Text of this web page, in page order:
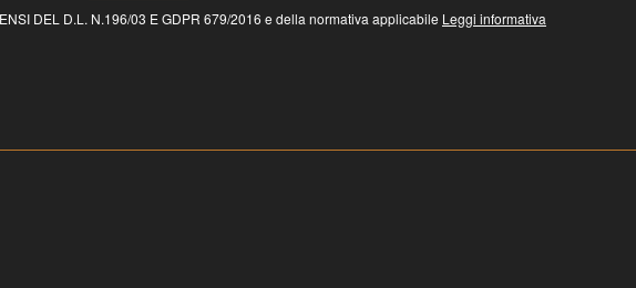
DEL D.L. N.196/03 E GDPR 679/2016 e della normativa applicabile Leggi informativa